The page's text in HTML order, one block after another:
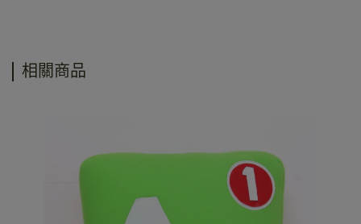
相關商品